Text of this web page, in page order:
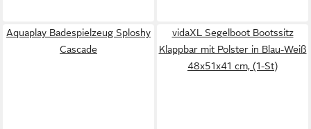
Aquaplay Badespielzeug Sploshy
Cascade
vidaXL Segelboot Bootssitz
Klappbar mit Polster in Blau-Weiß
48x51x41 cm, (1-St)